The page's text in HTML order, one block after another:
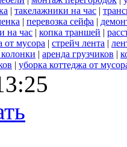
| такелажники на час |
| перевозка сейфа |
на час | копка траншей |
от мусора | стрейч лента |
| аренда грузчиков |
| уборка коттеджа от